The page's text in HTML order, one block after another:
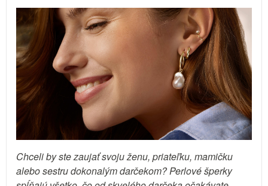
Chceli by ste zaujať svoju ženu, priateľku, mamičku
alebo sestru dokonalým darčekom? Perlové šperky